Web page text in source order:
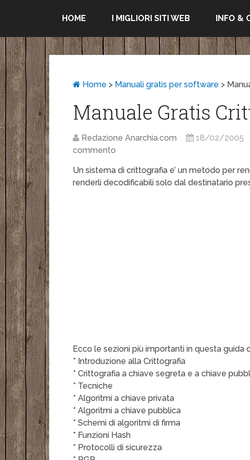
HOME I MIGLIORI SITI WEB INFO &
Home > Manuali gratis per software >
Manuale Gratis
Redazione Anarchia.com 18/02/2005
commento
Un sistema di crittografia e’ un metodo per
renderli decodificabili solo dal destinatario
Ecco le sezioni più importanti in questa guida
* Introduzione alla Crittografia
* Crittografia a chiave segreta e a chiave
* Tecniche
* Algoritmi a chiave privata
* Algoritmi a chiave pubblica
* Schemi di algoritmi di firma
* Funzioni Hash
* Protocolli di sicurezza